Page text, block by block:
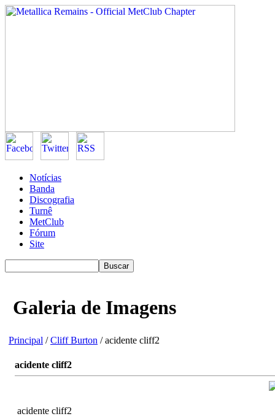
Notícias
Banda
Discografia
Turnê
MetClub
Fórum
Site
Galeria de Imagens
Principal /Cliff Burton / acidente cliff2
acidente cliff2
acidente cliff2